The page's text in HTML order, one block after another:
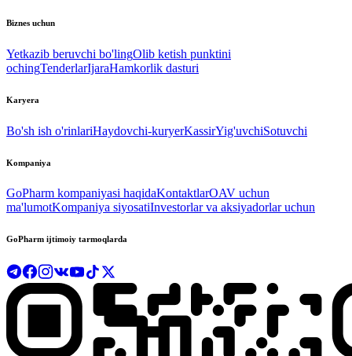
Biznes uchun
Yetkazib beruvchi bo'lingOlib ketish punktini
ochingTenderlarIjaraHamkorlik dasturi
Karyera
Bo'sh ish o'rinlariHaydovchi-kuryerKassirYig'uvchiSotuvchi
Kompaniya
GoPharm kompaniyasi haqidaKontaktlarOAV uchun
ma'lumotKompaniya siyosatiInvestorlar va aksiyadorlar uchun
GoPharm ijtimoiy tarmoqlarda